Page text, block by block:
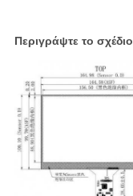
Περιγράψτε το σχέδιο